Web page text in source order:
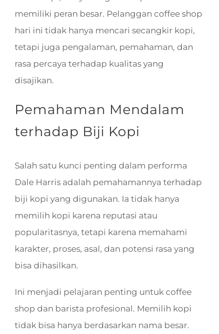
memiliki peran besar. Pelanggan coffee shop
hari ini tidak hanya mencari secangkir kopi,
tetapi juga pengalaman, pemahaman, dan
rasa percaya terhadap kualitas yang
disajikan.
Pemahaman Mendalam
terhadap Biji Kopi
Salah satu kunci penting dalam performa
Dale Harris adalah pemahamannya terhadap
biji kopi yang digunakan. Ia tidak hanya
memilih kopi karena reputasi atau
popularitasnya, tetapi karena memahami
karakter, proses, asal, dan potensi rasa yang
bisa dihasilkan.
Ini menjadi pelajaran penting untuk coffee
shop dan barista profesional. Memilih kopi
tidak bisa hanya berdasarkan nama besar.